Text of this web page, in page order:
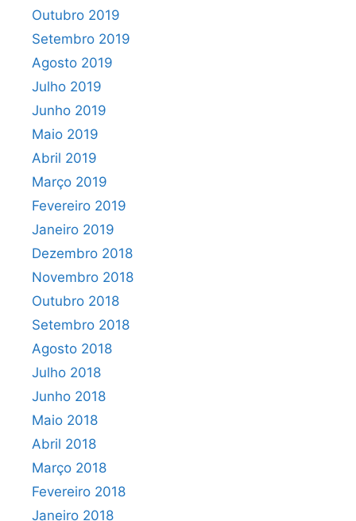
Outubro 2019
Setembro 2019
Agosto 2019
Julho 2019
Junho 2019
Maio 2019
Abril 2019
Março 2019
Fevereiro 2019
Janeiro 2019
Dezembro 2018
Novembro 2018
Outubro 2018
Setembro 2018
Agosto 2018
Julho 2018
Junho 2018
Maio 2018
Abril 2018
Março 2018
Fevereiro 2018
Janeiro 2018